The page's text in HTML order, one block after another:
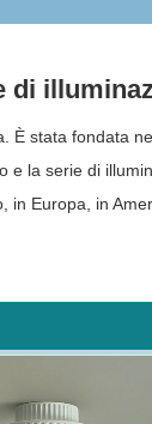
stata fondata
la serie di
Europa, in